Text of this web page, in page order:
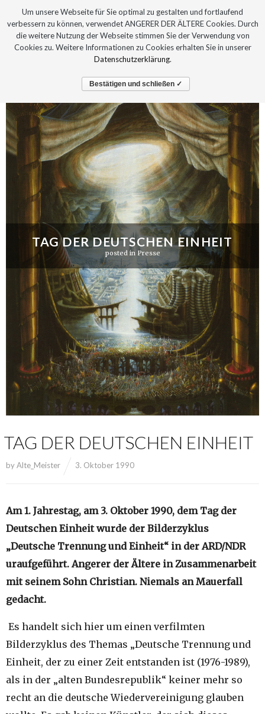
TAG DER DEUTSCHEN EINHEIT
posted in Presse
TAG DER DEUTSCHEN EINHEIT
byAlte_Meister 3. Oktober 1990
Am 1. Jahrestag, am 3. Oktober 1990, dem Tag der
Deutschen Einheit wurde der Bilderzyklus
„Deutsche Trennung und Einheit“ in der ARD/NDR
uraufgeführt. Angerer der Ältere in Zusammenarbeit
mit seinem Sohn Christian. Niemals an Mauerfall
gedacht.
Es handelt sich hier um einen verfilmten
Bilderzyklus des Themas „Deutsche Trennung und
Einheit, der zu einer Zeit entstanden ist (1976-1989),
als in der „alten Bundesrepublik“ keiner mehr so
recht an die deutsche Wiedervereinigung glauben
Um unsere Webseite für Sie optimal zu gestalten und fortlaufend
verbessern zu können, verwendet ANGERER DER ÄLTERE Cookies. Durch
die weitere Nutzung der Webseite stimmen Sie der Verwendung von
Cookies zu. Weitere Informationen zu Cookies erhalten Sie in unserer
Datenschutzerklärung.
Bestätigen und schließen ✓